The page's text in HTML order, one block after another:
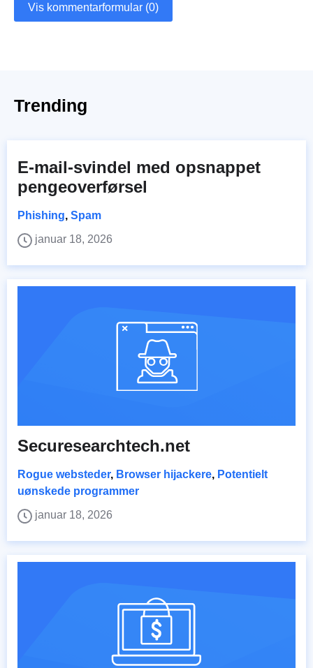
Vis kommentarformular (0)
Trending
E-mail-svindel med opsnappet
pengeoverførsel
Phishing, Spam
januar 18, 2026
Securesearchtech.net
Rogue websteder, Browser hijackere, Potentielt
uønskede programmer
januar 18, 2026